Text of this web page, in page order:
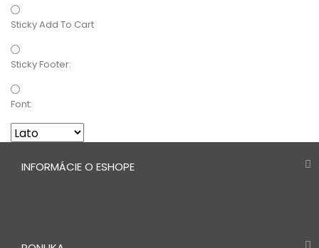
Sticky Add To Cart
Sticky Footer:
Font:
INFORMÁCIE O ESHOPE